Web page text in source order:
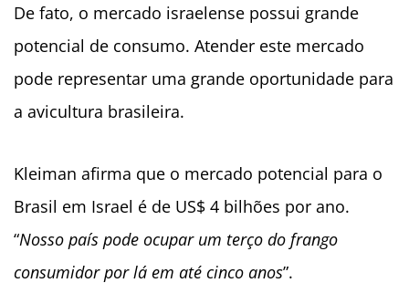
De fato, o mercado israelense possui grande
potencial de consumo. Atender este mercado
pode representar uma grande oportunidade para
a avicultura brasileira.
Kleiman afirma que o mercado potencial para o
Brasil em Israel é de US$ 4 bilhões por ano.
“Nosso país pode ocupar um terço do frango
consumidor por lá em até cinco anos”.